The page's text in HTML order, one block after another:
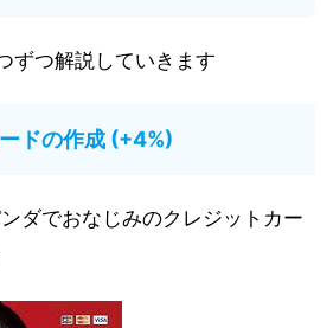
ずつ解説していきます
ドの作成 (+4%)
ダでおなじみのクレジットカー